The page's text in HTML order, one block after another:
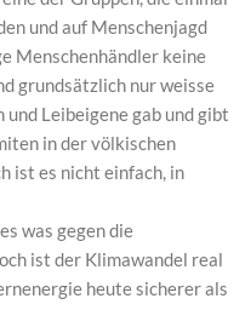
und auf Menschenjagd
Menschenhändler keine
grundsätzlich nur weisse
Leibeigene gab und gibt
in der völkischen
ist es nicht einfach, in
was gegen die
ist der Klimawandel real
heute sicherer als